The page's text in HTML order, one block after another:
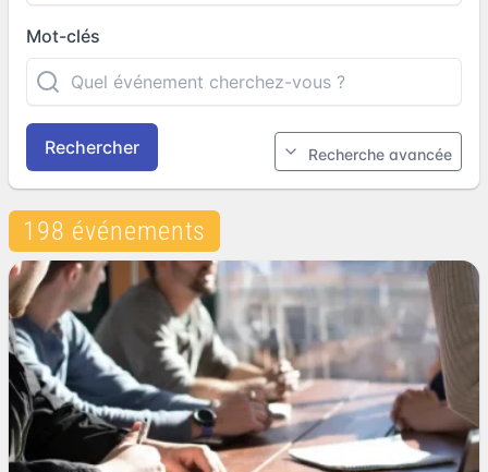
Mot-clés
Rechercher Recherche avancée
198 événements